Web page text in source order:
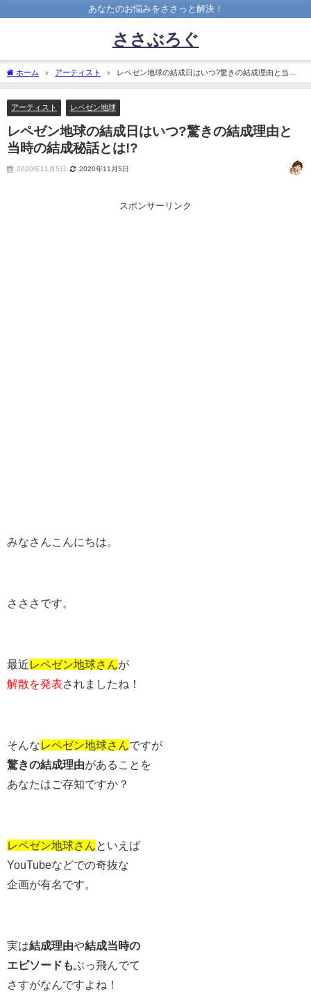
あなたのお悩みをささっと解決！
ささぶろぐ
ホーム アーティスト
レペゼン地球の結成日はいつ?驚きの結成理由と当時
の結成秘話とは!?
アーティスト レペゼン地球
レペゼン地球の結成日はいつ?驚きの結成理由と
当時の結成秘話とは!?
2020年11月5日 2020年11月5日
スポンサーリンク
みなさんこんにちは。
さささです。
最近レペゼン地球さん が
解散を発表されましたね！
そんなレペゼン地球さん ですが
驚きの結成理由があることを
あなたはご存知ですか？
レペゼン地球さん といえば
YouTubeなどでの奇抜な
企画が有名です。
実は結成理由や結成当時の
エピソードも ぶっ飛んでて
さすがなんですよね！